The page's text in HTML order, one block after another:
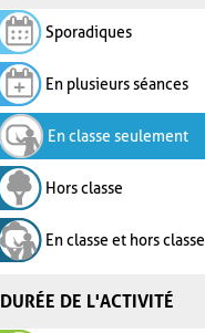
Sporadiques
En plusieurs séances
En classe seulement
Hors classe
En classe et hors classe
DURÉE DE L'ACTIVITÉ